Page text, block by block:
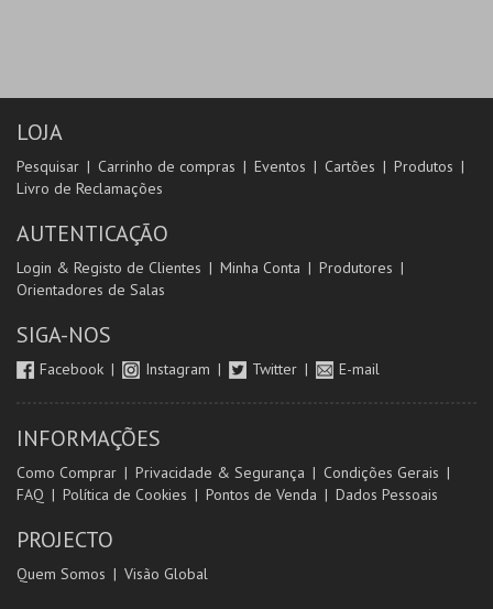
LOJA
Pesquisar Carrinho de compras Eventos Cartões
Produtos
Livro de Reclamações
AUTENTICAÇÃO
Login & Registo de Clientes Minha Conta
Produtores
Orientadores de Salas
SIGA-NOS
Facebook Instagram Twitter E-mail
INFORMAÇÕES
Como Comprar Privacidade & Segurança
Condições Gerais
FAQ
Política de Cookies Pontos de Venda Dados Pessoais
PROJECTO
Quem Somos Visão Global